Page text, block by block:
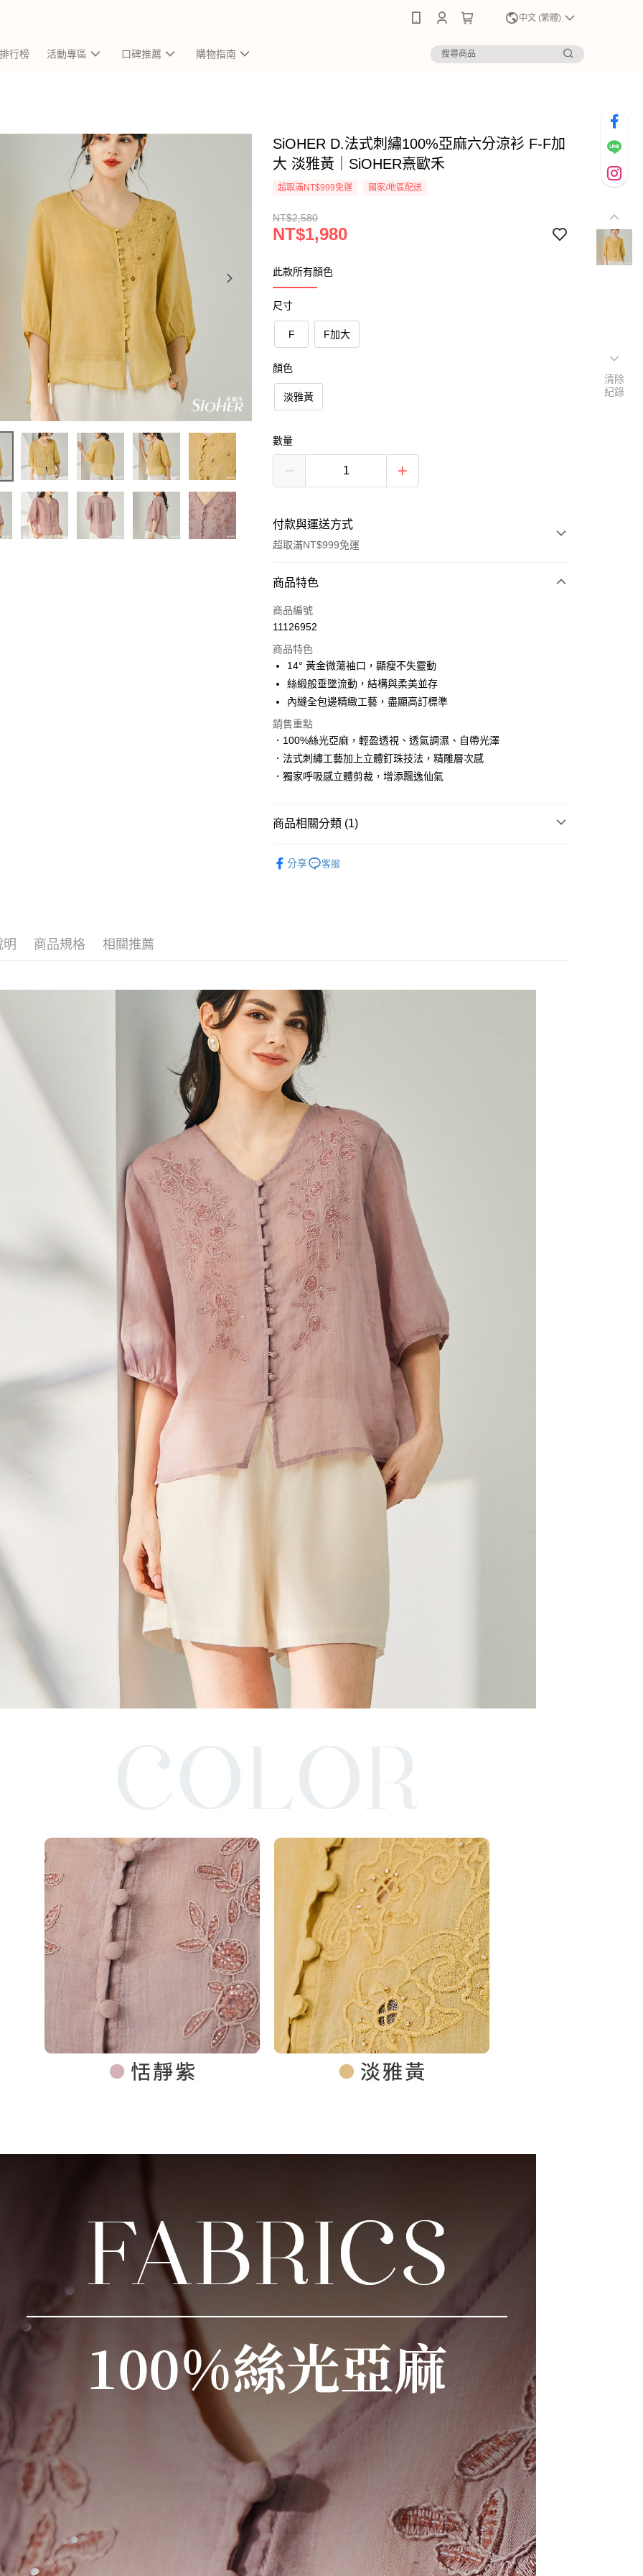
中文 (繁體)
行榜 活動專區 口碑推薦 購物指南
SiOHER D.法式刺繡100%亞麻六分涼衫 F-F加
大 淡雅黃｜SiOHER熹歐禾
超取滿NT$999免運 國家/地區配送
NT$2,580
NT$1,980
此款所有顏色
尺寸
F F加大
顏色
淡雅黃
數量
付款與運送方式
超取滿NT$999免運
付款方式
信用卡一次付款
3 期 0 利率 每期 NT$660
合作金庫商業銀行
第一商業銀行
華南商業銀行
彰化商業銀行
國泰世華商業銀行
臺灣中小企業銀行
台中商業銀行
匯豐（台灣）商業銀行
華泰商業銀行
聯邦商業銀行
遠東國際商業銀行
台新國際商業銀行
台灣樂天信用卡公司
6 期 0 利率 每期NT$330
合作金庫商業銀行
第一商業銀行
華南商業銀行
上海商業儲蓄銀行
國泰世華商業銀行
兆豐國際商業銀行
臺灣中小企業銀行
台中商業銀行
匯豐（台灣）商業銀行
華泰商業銀行
玉山商業銀行
超商取貨付款
LINE Pay
Apple Pay
相關說明
【大哥付你分期使用說明】
1.分期款項不併入電信帳單，「大哥付你分期」於每月結算日後寄送繳費提
醒簡訊。
2.透過簡訊連結打開帳單後，可選擇「超商條碼／台灣大直營門市／銀行轉
帳／街口支付／iPASS MONEY」等通路繳費。
【注意事項】
1.本服務係由「台灣大哥大股份有限公司」（以下簡稱本公司）所提供，讓
用戶於交易時，得透過本服務購買商品或服務，並由商店將買賣／分期付
款買賣價金債權讓與本公司後，依約使用本公司帳單繳交帳款。
2.基於同意付款使用「大哥付你分期」之契約關係目的，商店將以您的個人
資料（包含姓名、電話或地址）提供予台灣大哥大進項蒐集、處理及利
用，由本公司與您本人進行分期帳單所需資料之確認、核對及更正。
3.完整用戶服務條款，請詳閱以下連結：
付款後全家取貨
每筆NT$100，滿NT$999(含以上)免運費
7-11取貨付款
每筆NT$100，滿NT$1,200(含以上)免運費
付款後7-11取貨
每筆NT$100，滿NT$999(含以上)免運費
宅配
每筆NT$100，滿NT$1,000(含以上)免運費
離島宅配
每筆NT$220，滿NT$2,000(含以上)免運費
貨到付款
每筆NT$150，滿NT$1,200(含以上)免運費
國家/地區配送
商品特色
商品編號
11126952
商品特色
14° 黃金微蕩袖口，顯瘦不失靈動
絲緞般垂墜流動，結構與柔美並存
內縫全包邊精緻工藝，盡顯高訂標準
銷售重點
．100%絲光亞麻，輕盈透視、透氣調濕、自帶光澤
．法式刺繡工藝加上立體釘珠技法，精雕層次感
．獨家呼吸感立體剪裁，增添飄逸仙氣
商品相關分類 (1)
分享
客服
明 商品規格 相關推薦
清除
紀錄